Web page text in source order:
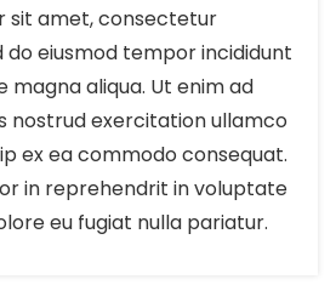
sit amet, consectetur
do eiusmod tempor incididunt
aliqua. Ut enim ad
nostrud exercitation ullamco
ex ea commodo consequat.
in reprehendrit in voluptate
eu fugiat nulla pariatur.